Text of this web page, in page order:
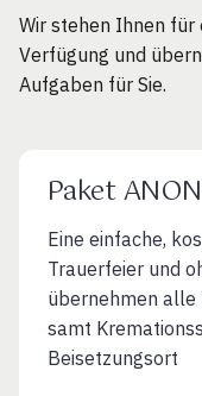
Wir stehen Ihnen
Verfügung und
Aufgaben für Sie.
Paket
Eine einfache,
Trauerfeier und
übernehmen alle
samt
Beisetzungsort